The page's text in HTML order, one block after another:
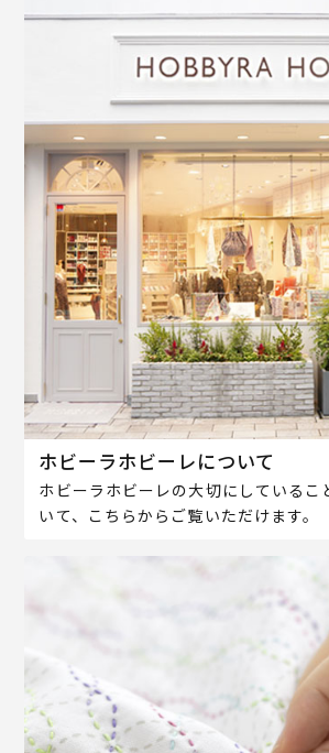
ホビーラホビーレについて
ホビーラホビーレの大切にしているこ
いて、こちらからご覧いただけます。